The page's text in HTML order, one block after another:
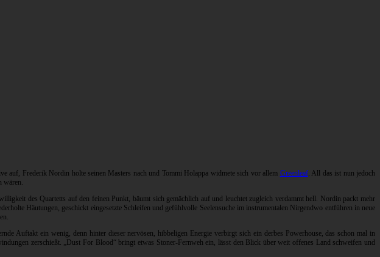
auf, Frederik Nordin holte seinen Masters nach und Tommi Holappa widmete sich vor allem Greenleaf. All das ist nun jedoch
wären.
des Quartetts auf den feinen Punkt, bäumt sich gemächlich auf und leuchtet zugleich verdammt hell. Nordin packt mehr
Häutungen, geschickt eingesetzte Schleifen und gefühlvolle Seelensuche im instrumentalen Nirgendwo entführen in neue
Auftakt ein wenig, denn hinter dieser nervösen, hibbeligen Energie verbirgt sich ein derbes Powerhouse, das schon mal in
zerschießt. „Dust For Blood“ bringt etwas Stoner-Fernweh ein, lässt den Blick über weit offenes Land schweifen und